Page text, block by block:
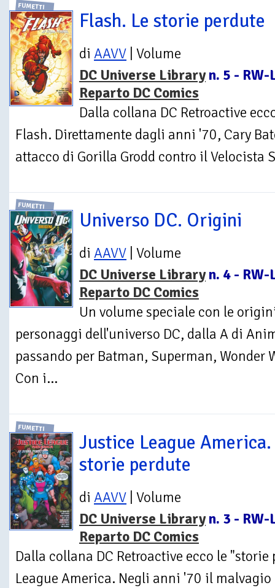
FUMETTI
Flash. Le storie perdute
di AAVV | Volume
DC Universe Libraryn. 5 - RW-
Reparto DC Comics
Dalla collana DC Retroactive
Flash. Direttamente dagli anni '70, Cary
attacco di Gorilla Grodd contro il Velocista
FUMETTI
Universo DC. Origini
di AAVV | Volume
DC Universe Libraryn. 4 - RW-
Reparto DC Comics
Un volume speciale con le
personaggi dell'universo DC, dalla A di
passando per Batman, Superman,
Con i...
FUMETTI
Justice League America.
storie perdute
di AAVV | Volume
DC Universe Libraryn. 3 - RW-
Reparto DC Comics
Dalla collana DC Retroactive ecco le
League America. Negli anni '70 il